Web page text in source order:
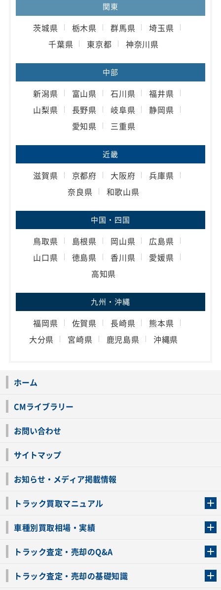
関東
茨城県 栃木県 群馬県
埼玉県
千葉県
東京都 神奈川県
中部
新潟県 富山県 石川県
福井県
山梨県
長野県 岐阜県
静岡県
愛知県
三重県
近畿
滋賀県 京都府 大阪府
兵庫県
奈良県
和歌山県
中国・四国
鳥取県 島根県 岡山県
広島県
山口県
徳島県 香川県
愛媛県
高知県
九州・沖縄
福岡県 佐賀県 長崎県
熊本県
大分県
宮崎県 鹿児島県 沖縄県
ホーム
CMライブラリー
お問い合わせ
サイトマップ
お知らせ・メディア掲載情報
トラック買取マニュアル
車種別買取相場・実績
トラック査定・売却のQ&A
トラック査定・売却の基礎知識